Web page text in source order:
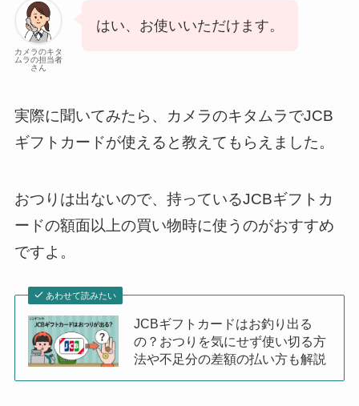
カメラのキタ
ムラの担当者
さん
はい、お使いいただけます。
実際に聞いてみたら、カメラのキタムラでJCB
ギフトカードが使えると教えてもらえました。
おつりは出ないので、持っているJCBギフトカ
ードの額面以上の買い物時に使うのがおすすめ
ですよ。
あわせて読みたい
JCBギフトカードはお釣り出る
の？おつりを気にせず使い切る方
法や不足分の差額の払い方も解説